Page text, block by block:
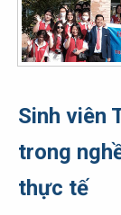
Sinh viên
trong
thực tế